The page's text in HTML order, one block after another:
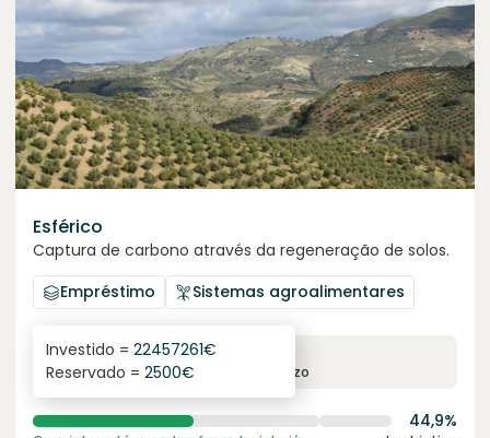
Esférico
Captura de carbono através da regeneração de solos.
Empréstimo
Sistemas agroalimentares
6.3%
juro anual prazo
Investido = 22457261€
Reservado = 2500€
44,9%